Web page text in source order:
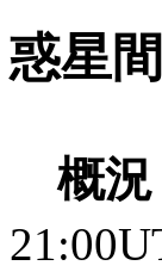
惑星
概況